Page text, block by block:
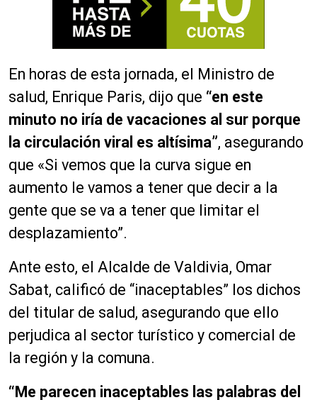
En horas de esta jornada, el Ministro de
salud, Enrique Paris, dijo que “en este
minuto no iría de vacaciones al sur porque
la circulación viral es altísima”, asegurando
que «Si vemos que la curva sigue en
aumento le vamos a tener que decir a la
gente que se va a tener que limitar el
desplazamiento”.
Ante esto, el Alcalde de Valdivia, Omar
Sabat, calificó de “inaceptables” los dichos
del titular de salud, asegurando que ello
perjudica al sector turístico y comercial de
la región y la comuna.
“Me parecen inaceptables las palabras del